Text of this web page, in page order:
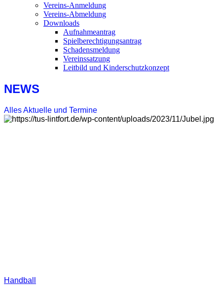
Vereins-Anmeldung
Vereins-Abmeldung
Downloads
Aufnahmeantrag
Spielberechtigungsantrag
Schadensmeldung
Vereinssatzung
Leitbild und Kinderschutzkonzept
NEWS
Alles Aktuelle und Termine
Handball